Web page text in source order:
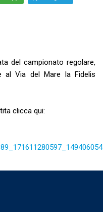
del campionato regolare,
al Via del Mare la Fidelis
clicca qui: